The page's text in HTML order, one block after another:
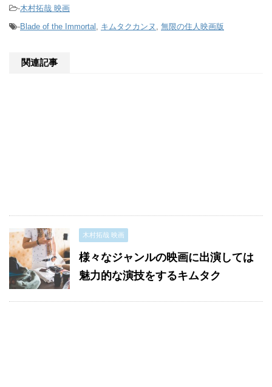
-木村拓哉 映画
-Blade of the Immortal , キムタクカンヌ , 無限の住人映画版
関連記事
木村拓哉 映画
様々なジャンルの映画に出演しては
魅力的な演技をするキムタク